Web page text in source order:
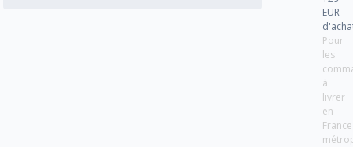
EUR
Pour
les
à
livrer
en
France